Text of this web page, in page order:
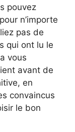
pouvez
n’importe
pas de
qui ont lu le
vous
avant de
en
convaincus
le bon